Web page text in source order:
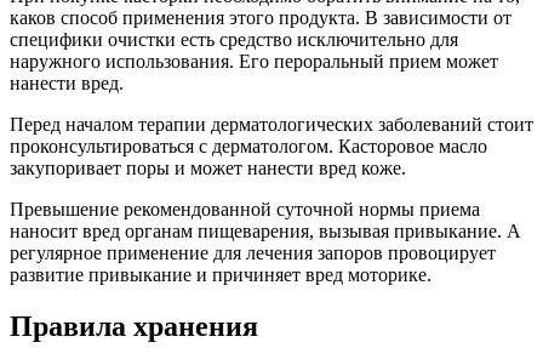
каков способ применения этого продукта. В зависимости от
специфики очистки есть средство исключительно для
наружного использования. Его пероральный прием может
нанести вред.
Перед началом терапии дерматологических заболеваний стоит
проконсультироваться с дерматологом. Касторовое масло
закупоривает поры и может нанести вред коже.
Превышение рекомендованной суточной нормы приема
наносит вред органам пищеварения, вызывая привыкание. А
регулярное применение для лечения запоров провоцирует
развитие привыкание и причиняет вред моторике.
Правила хранения